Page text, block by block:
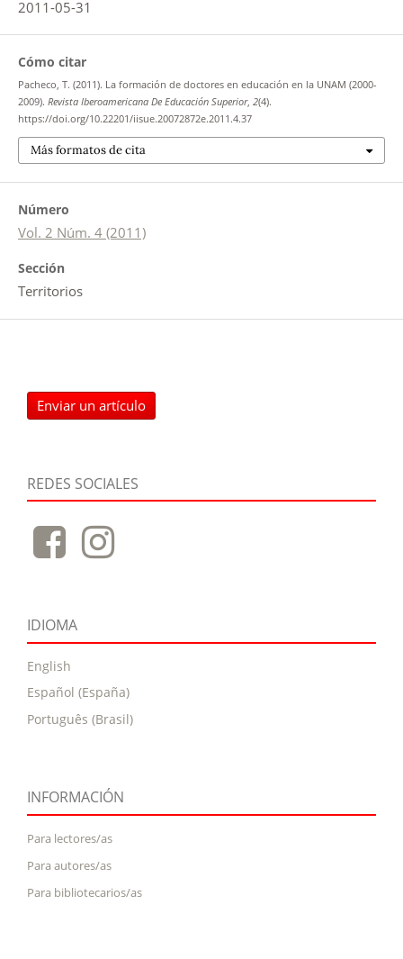
2011-05-31
Cómo citar
Pacheco, T. (2011). La formación de doctores en educación en la UNAM (2000-
2009). Revista Iberoamericana De Educación Superior, 2(4).
https://doi.org/10.22201/iisue.20072872e.2011.4.37
Más formatos de cita
Número
Vol. 2 Núm. 4 (2011)
Sección
Territorios
Enviar un artículo
REDES SOCIALES
IDIOMA
English
Español (España)
Português (Brasil)
INFORMACIÓN
Para lectores/as
Para autores/as
Para bibliotecarios/as